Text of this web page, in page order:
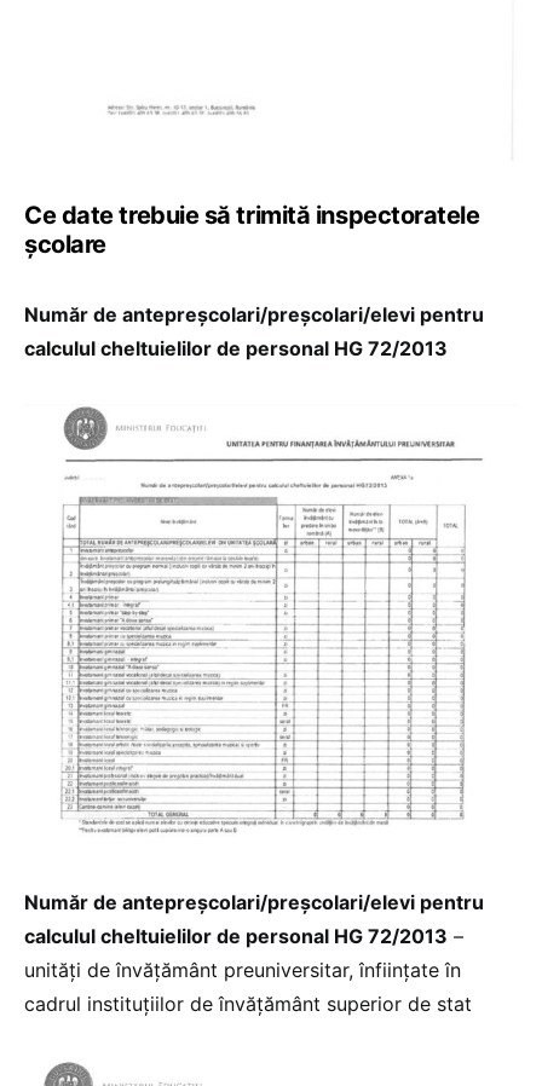
Ce date trebuie să trimită inspectoratele
școlare
Număr de antepreșcolari/preșcolari/elevi pentru
calculul cheltuielilor de personal HG 72/2013
Număr de antepreșcolari/preșcolari/elevi pentru
calculul cheltuielilor de personal HG 72/2013 –
unități de învățământ preuniversitar, înființate în
cadrul instituțiilor de învățământ superior de stat